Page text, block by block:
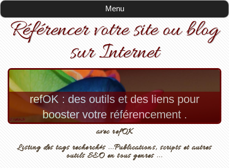
Menu
Référencer votre site ou blog
sur Internet
refOK : des outils et des liens pour
booster votre référencement .
avec refOK
Listing des tags recherchés ...Publications, scripts et autres
outils SEO en tous genres ...